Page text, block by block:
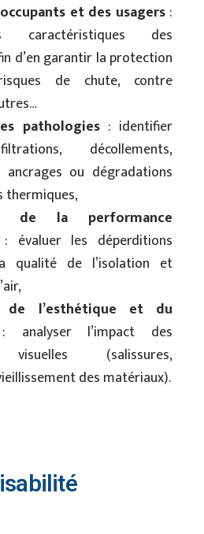
et des usagers:
caractéristiques des
d’en garantir la protection
de chute, contre
pathologies: identifier
décollements,
ou dégradations
thermiques,
de la performance
: évaluer les déperditions
qualité de l’isolation et
de l’esthétique et du
analyser l’impact des
(salissures,
des matériaux).